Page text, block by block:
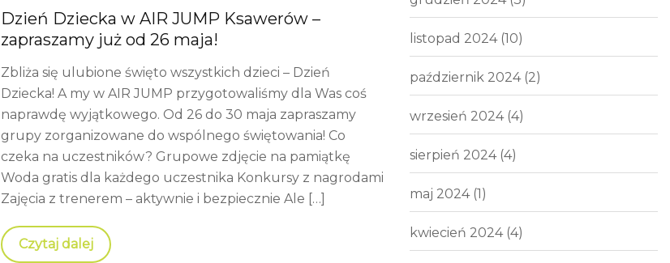
Dzień Dziecka w AIR JUMP Ksawerów –
zapraszamy już od 26 maja!
Zbliża się ulubione święto wszystkich dzieci – Dzień
Dziecka! A my w AIR JUMP przygotowaliśmy dla Was coś
naprawdę wyjątkowego. Od 26 do 30 maja zapraszamy
grupy zorganizowane do wspólnego świętowania! Co
czeka na uczestników? Grupowe zdjęcie na pamiątkę
Woda gratis dla każdego uczestnika Konkursy z nagrodami
Zajęcia z trenerem – aktywnie i bezpiecznie Ale […]
Czytaj dalej
listopad 2024(10)
październik 2024(2)
wrzesień 2024(4)
sierpień 2024(4)
maj 2024(1)
kwiecień 2024(4)